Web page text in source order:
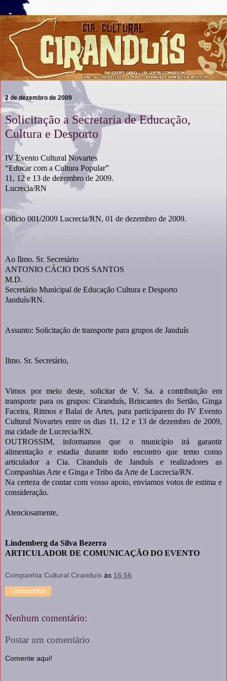
2 de dezembro de 2009
Solicitação a Secretaria de Educação,
Cultura e Desporto
IV Evento Cultural Novartes
“Educar com a Cultura Popular”
11, 12 e 13 de dezembro de 2009.
Lucrecia/RN
Oficio 001/2009 Lucrecia/RN, 01 de dezembro de 2009.
Ao Ilmo. Sr. Secretário
ANTONIO CÁCIO DOS SANTOS
M.D.
Secretário Municipal de Educação Cultura e Desporto
Janduís/RN.
Assunto: Solicitação de transporte para grupos de Janduís
Ilmo. Sr. Secretário,
Vimos por meio deste, solicitar de V. Sa. a contribuição em
transporte para os grupos: Ciranduís, Brincantes do Sertão, Ginga
Faceira, Ritmos e Balai de Artes, para participarem do IV Evento
Cultural Novartes entre os dias 11, 12 e 13 de dezembro de 2009,
ma cidade de Lucrecia/RN.
OUTROSSIM, informamos que o município irá garantir
alimentação e estadia durante todo encontro que temo como
articulador a Cia. Ciranduís de Janduís e realizadores as
Companhias Arte e Ginga e Tribo da Arte de Lucrecia/RN.
Na certeza de contar com vosso apoio, enviamos votos de estima e
consideração.
Atenciosamente,
Lindemberg da Silva Bezerra
ARTICULADOR DE COMUNICAÇÃO DO EVENTO
Companhia Cultural Ciranduís às 16:56
Compartilhar
Nenhum comentário:
Postar um comentário
Comente aqui!